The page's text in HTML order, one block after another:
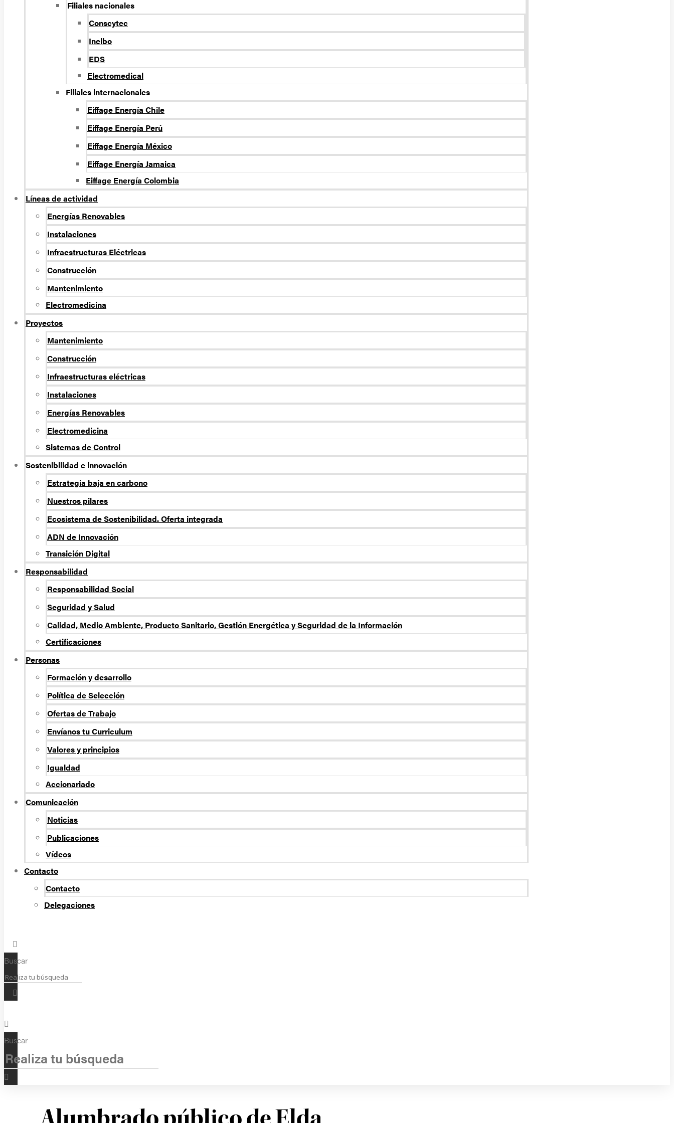
Filiales nacionales
Conscytec
Inelbo
EDS
Electromedical
Filiales internacionales
Eiffage Energía Chile
Eiffage Energía Perú
Eiffage Energía México
Eiffage Energía Jamaica
Eiffage Energía Colombia
Líneas de actividad
Energí­as Renovables
Instalaciones
Infraestructuras Eléctricas
Construcción
Mantenimiento
Electromedicina
Proyectos
Mantenimiento
Construcción
Infraestructuras eléctricas
Instalaciones
Energías Renovables
Electromedicina
Sistemas de Control
Sostenibilidad e innovación
Estrategia baja en carbono
Nuestros pilares
Ecosistema de Sostenibilidad. Oferta integrada
ADN de Innovación
Transición Digital
Responsabilidad
Responsabilidad Social
Seguridad y Salud
Calidad, Medio Ambiente, Producto Sanitario, Gestión Energética y Seguridad de la Información
Certificaciones
Personas
Formación y desarrollo
Política de Selección
Ofertas de Trabajo
Envíanos tu Curriculum
Valores y principios
Igualdad
Accionariado
Comunicación
Noticias
Publicaciones
Vídeos
Contacto
Contacto
Delegaciones
Buscar
Buscar